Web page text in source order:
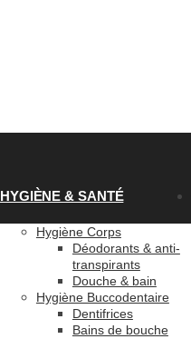
HYGIÈNE & SANTÉ
Hygiène Corps
Déodorants & anti-
transpirants
Douche & bain
Hygiène Buccodentaire
Dentifrices
Bains de bouche